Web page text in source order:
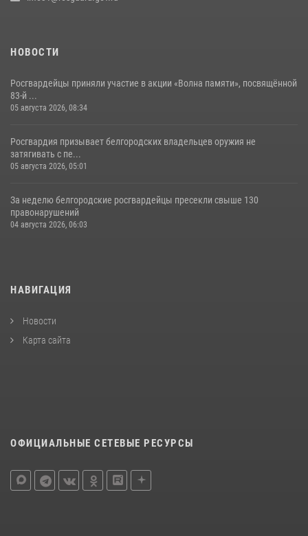
НОВОСТИ
Росгвардейцы приняли участие в акции «Волна памяти», посвящённой
83‑й ...
05 августа 2026, 08:34
Росгвардия призывает белгородских владельцев оружия не
затягивать с пе...
05 августа 2026, 05:01
За неделю белгородские росгвардейцы пресекли свыше 130
правонарушений
04 августа 2026, 06:03
НАВИГАЦИЯ
Новости
Карта сайта
ОФИЦИАЛЬНЫЕ СЕТЕВЫЕ РЕСУРСЫ